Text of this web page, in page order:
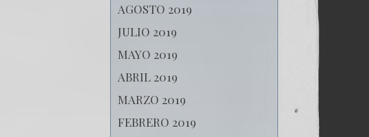
AGOSTO 2019
JULIO 2019
MAYO 2019
ABRIL 2019
MARZO 2019
FEBRERO 2019